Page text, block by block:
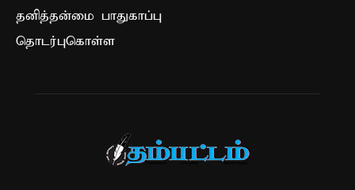
தனித்தன்மை பாதுகாப்பு
தொடர்புகொள்ள